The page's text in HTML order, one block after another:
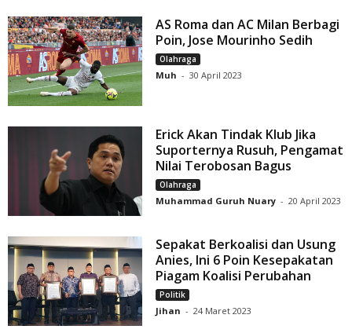
AS Roma dan AC Milan Berbagi
Poin, Jose Mourinho Sedih
Olahraga
Muh - 30 April 2023
Erick Akan Tindak Klub Jika
Suporternya Rusuh, Pengamat
Nilai Terobosan Bagus
Olahraga
Muhammad Guruh Nuary - 20 April 2023
Sepakat Berkoalisi dan Usung
Anies, Ini 6 Poin Kesepakatan
Piagam Koalisi Perubahan
Politik
Jihan - 24 Maret 2023